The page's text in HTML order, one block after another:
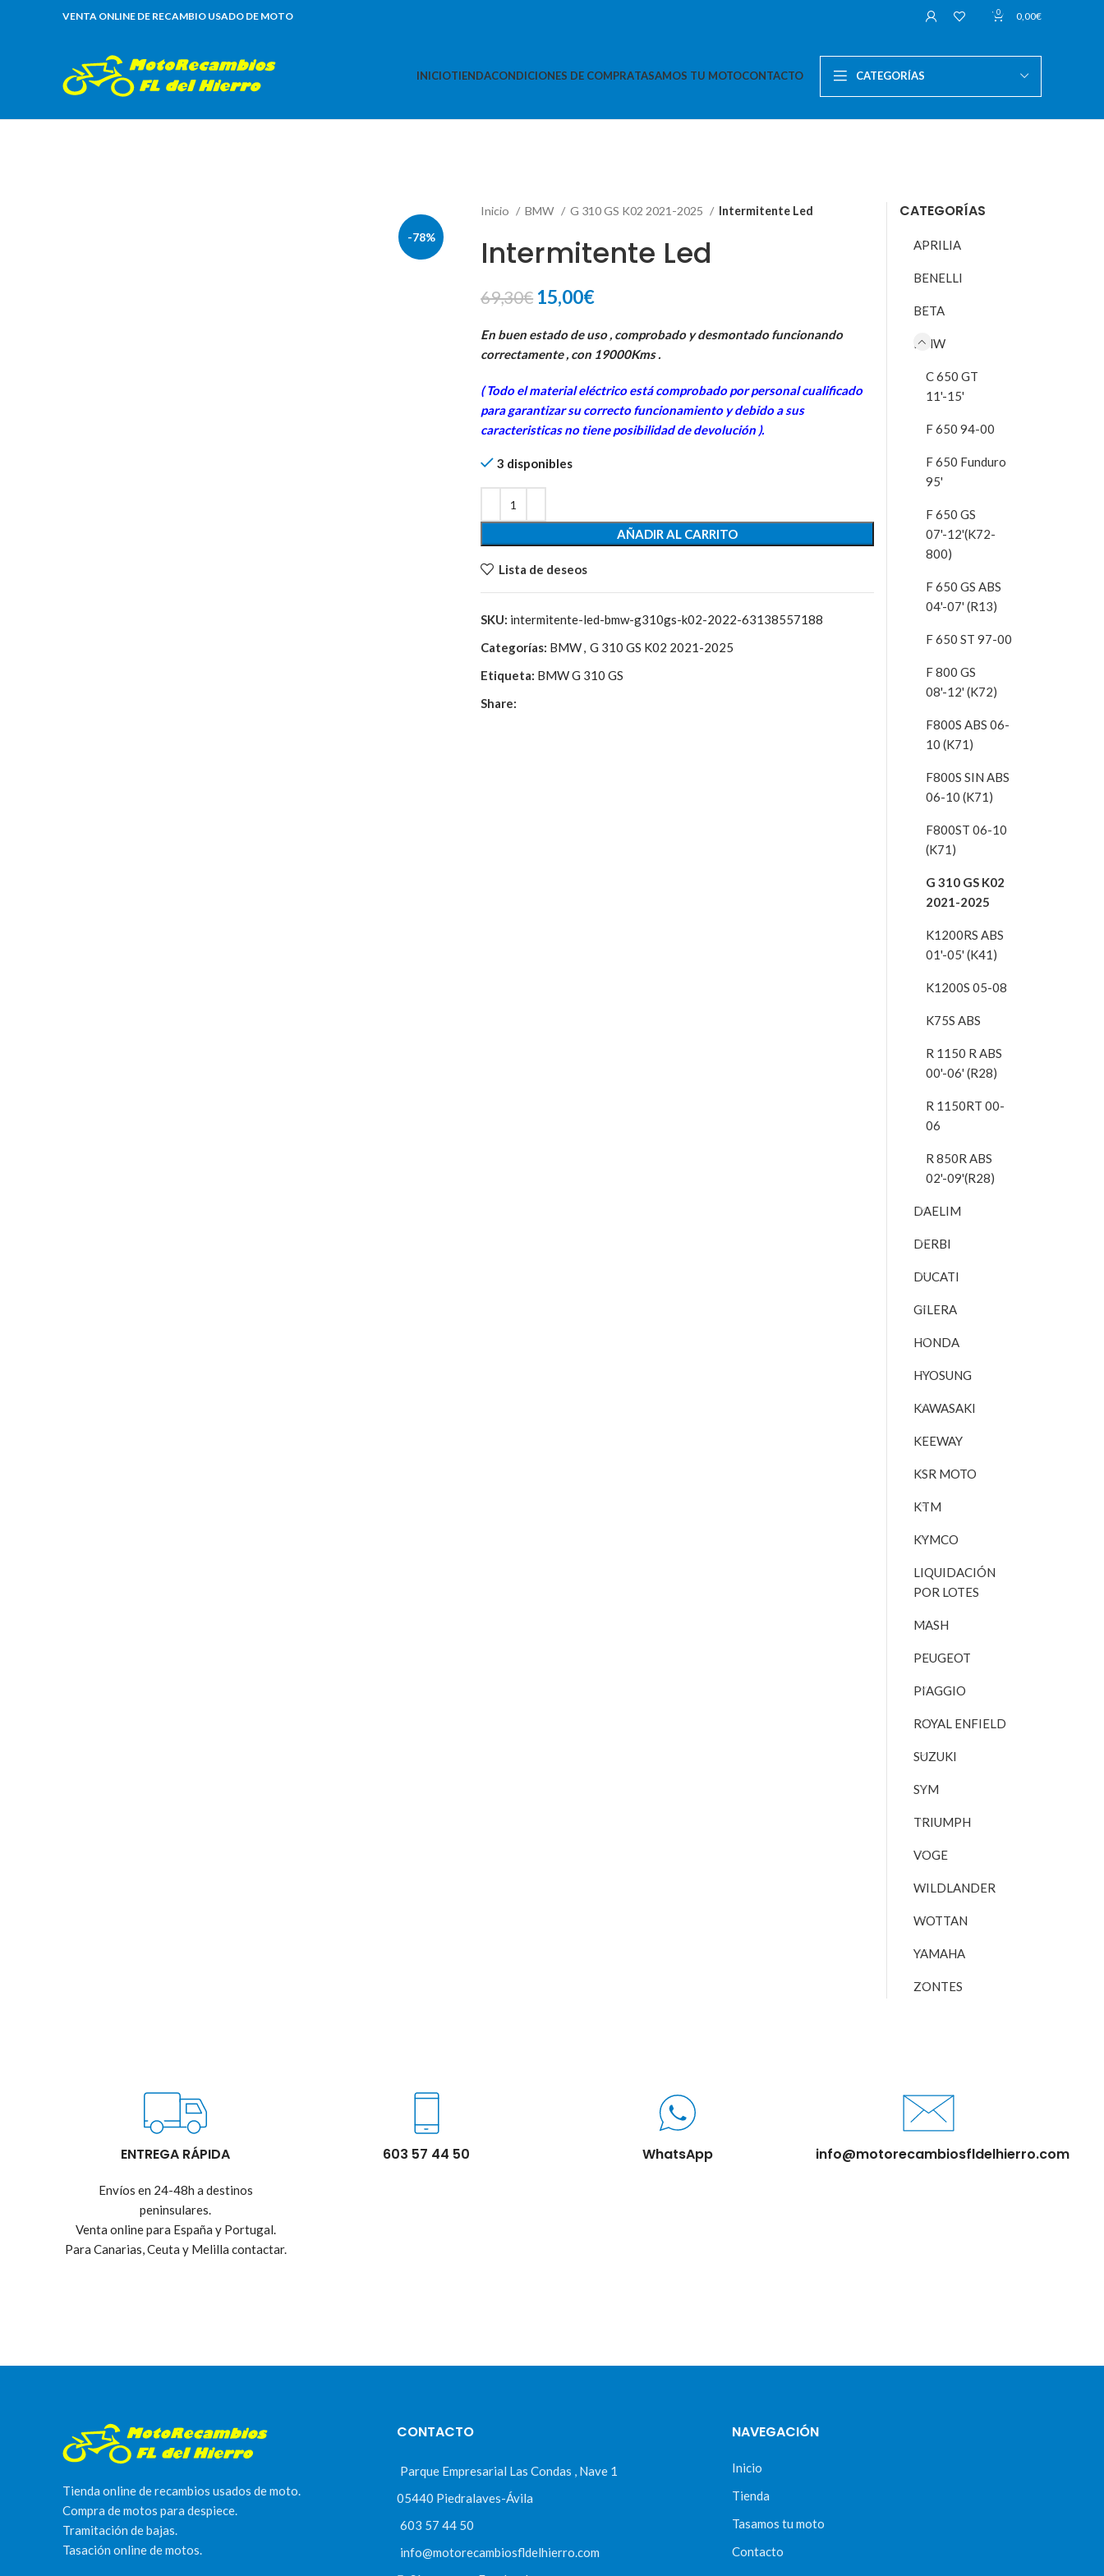
VENTA ONLINE DE RECAMBIO USADO DE MOTO 0 0,00€
INICIOTIENDACONDICIONES DE COMPRATASAMOS TU MOTOCONTACTO CATEGORÍAS
-78%
Inicio BMW G 310 GS K02 2021-2025 Intermitente Led
Intermitente Led
69,30€ El
original
era:
69,30€.
15,00€El
actual
es:
15,00€.
En buen estado de uso , comprobado y desmontado funcionando
correctamente , con 19000Kms .
( Todo el material eléctrico está comprobado por personal cualificado
para garantizar su correcto funcionamiento y debido a sus
caracteristicas no tiene posibilidad de devolución ).
3 disponibles
AÑADIR AL CARRITO
Lista de deseos
SKU: intermitente-led-bmw-g310gs-k02-2022-63138557188
Categorías: BMW, G 310 GS K02 2021-2025
Etiqueta: BMW G 310 GS
Share:
CATEGORÍAS
APRILIA
BENELLI
BETA
BMW
C 650 GT
11'-15'
F 650 94-00
F 650 Funduro
95'
F 650 GS
07'-12'(K72-
800)
F 650 GS ABS
04'-07' (R13)
F 650 ST 97-00
F 800 GS
08'-12' (K72)
F800S ABS 06-
10 (K71)
F800S SIN ABS
06-10 (K71)
F800ST 06-10
(K71)
G 310 GS K02
2021-2025
K1200RS ABS
01'-05' (K41)
K1200S 05-08
K75S ABS
R 1150 R ABS
00'-06' (R28)
R 1150RT 00-
06
R 850R ABS
02'-09'(R28)
DAELIM
DERBI
DUCATI
GILERA
HONDA
HYOSUNG
KAWASAKI
KEEWAY
KSR MOTO
KTM
KYMCO
LIQUIDACIÓN
POR LOTES
MASH
PEUGEOT
PIAGGIO
ROYAL ENFIELD
SUZUKI
SYM
TRIUMPH
VOGE
WILDLANDER
WOTTAN
YAMAHA
ZONTES
ENTREGA RÁPIDA
Envíos en 24-48h a destinos
peninsulares.
Venta online para España y Portugal.
Para Canarias, Ceuta y Melilla contactar.
603 57 44 50 WhatsApp info@motorecambiosfldelhierro.com
Tienda online de recambios usados de moto.
Compra de motos para despiece.
Tramitación de bajas.
Tasación online de motos.
CONTACTO
Parque Empresarial Las Condas , Nave 1
05440 Piedralaves-Ávila
603 57 44 50
info@motorecambiosfldelhierro.com
NAVEGACIÓN
Inicio
Tienda
Tasamos tu moto
Contacto